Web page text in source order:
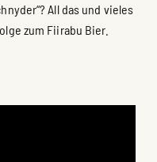
All das und vieles
zum Fiirabu Bier.